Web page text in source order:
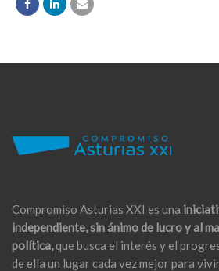
Compromiso Asturias XXI es una
independiente, sin ánimo de lucro y al
política,que busca el interés y el
de ella un lugar cada vez mejor para